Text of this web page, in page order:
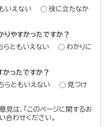
いえない
役に立たなか
りやすかったですか？
らともいえない
わかりに
かったですか？
らともいえない
見つけ
見は、「このページに関するお
合わせください。